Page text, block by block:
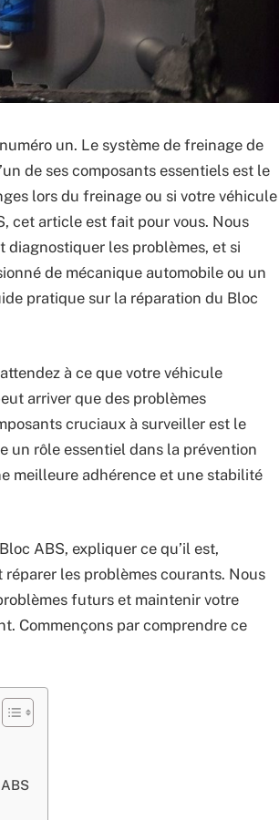
un. Le système de freinage de
de ses composants essentiels est le
lors du freinage ou si votre véhicule
cet article est fait pour vous. Nous
diagnostiquer les problèmes, et si
de mécanique automobile ou un
pratique sur la réparation du Bloc
à ce que votre véhicule
arriver que des problèmes
cruciaux à surveiller est le
un rôle essentiel dans la prévention
meilleure adhérence et une stabilité
ABS, expliquer ce qu’il est,
les problèmes courants. Nous
futurs et maintenir votre
Commençons par comprendre ce